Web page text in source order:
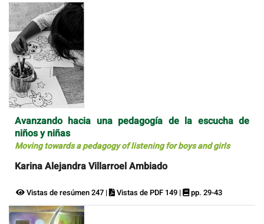
Avanzando hacia una pedagogía de la escucha de
niños y niñas
Moving towards a pedagogy of listening for boys and girls
Karina Alejandra Villarroel Ambiado
Vistas de resúmen 247 | Vistas de PDF 149 | pp. 29-43